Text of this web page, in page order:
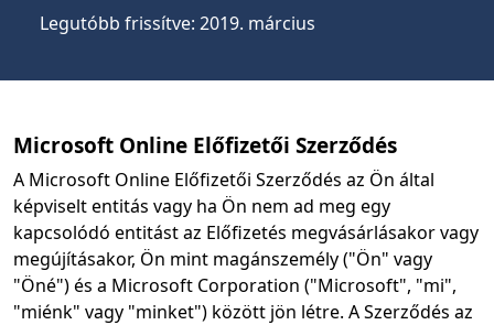
Legutóbb frissítve: 2019. március
Microsoft Online Előfizetői Szerződés
A Microsoft Online Előfizetői Szerződés az Ön által
képviselt entitás vagy ha Ön nem ad meg egy
kapcsolódó entitást az Előfizetés megvásárlásakor vagy
megújításakor, Ön mint magánszemély ("Ön" vagy
"Öné") és a Microsoft Corporation ("Microsoft", "mi",
"miénk" vagy "minket") között jön létre. A Szerződés az